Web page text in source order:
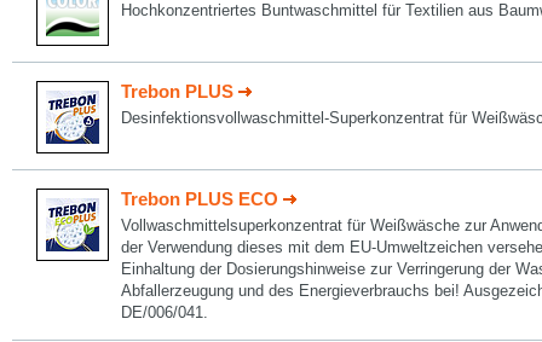
Hochkonzentriertes Buntwaschmittel für Textilien aus
Trebon PLUS
Desinfektionsvollwaschmittel-Superkonzentrat für
Trebon PLUS ECO
Vollwaschmittelsuperkonzentrat für Weißwäsche zur
der Verwendung dieses mit dem EU-Umweltzeichen
Einhaltung der Dosierungshinweise zur Verringerung der
Abfallerzeugung und des Energieverbrauchs bei!
DE/006/041.